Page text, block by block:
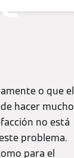
o que el
hacer mucho
no está
problema.
para el